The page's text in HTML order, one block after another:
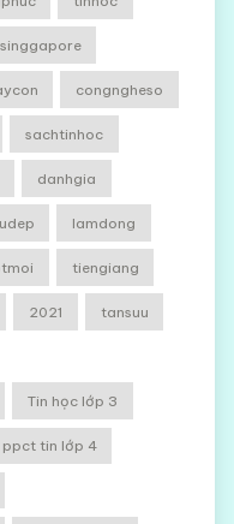
singgapore
congngheso
sachtinhoc
danhgia
lamdong
tiengiang
2021 tansuu
Tin học lớp 3
ppct tin lớp 4